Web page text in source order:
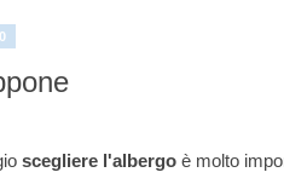
scegliere l'albergo è molto